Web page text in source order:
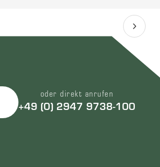
oder direkt anrufen
+49 (0) 2947 9738-100